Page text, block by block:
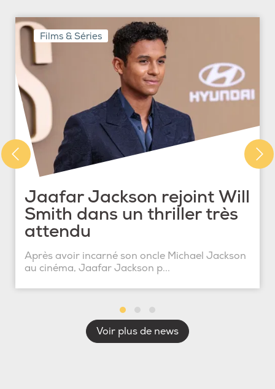
Films & Séries
Jaafar Jackson rejoint Will
Smith dans un thriller très
attendu
Après avoir incarné son oncle Michael Jackson
au cinéma, Jaafar Jackson p...
Voir plus de news